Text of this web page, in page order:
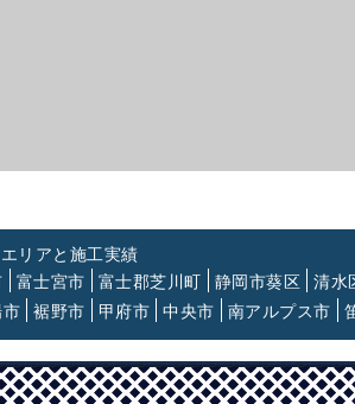
リアと施工実績
富士宮市 富士郡芝川町 静岡市葵区
清水
裾野市 甲府市 中央市 南アルプス市